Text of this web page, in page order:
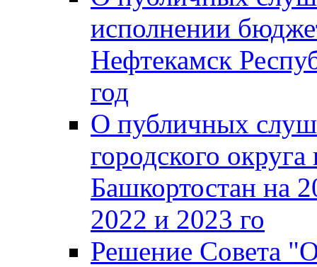
исполнении
Нефтекамск
год
О публичных
городского
Башкортостан на
2022 и 2023 го
Решение Совета